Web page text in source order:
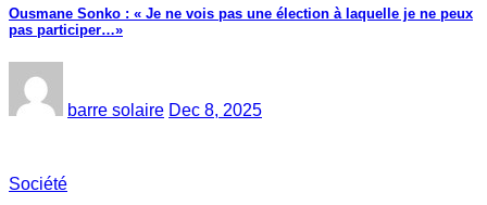
Ousmane Sonko : « Je ne vois pas une élection à laquelle je ne peux
pas participer…»
barre solaire Dec 8, 2025
Société